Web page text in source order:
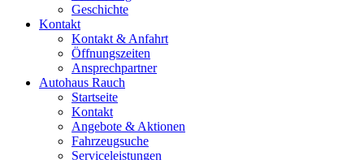
Geschichte
Kontakt
Kontakt & Anfahrt
Öffnungszeiten
Ansprechpartner
Autohaus Rauch
Startseite
Kontakt
Angebote & Aktionen
Fahrzeugsuche
Serviceleistungen